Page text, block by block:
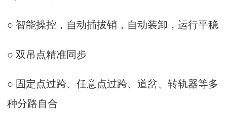
○ 智能操控，自动插拔销，自动装卸，运行平稳
○ 双吊点精准同步
○ 固定点过跨、任意点过跨、道岔、转轨器等多
种分路自合